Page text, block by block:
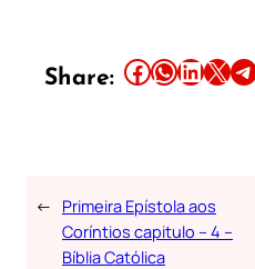
Share: Share this article on Facebook Share this article on WhatsApp Share this article on LinkedIn Share this article on X Share this article on Telegram
← Primeira Epístola aos
Coríntios capitulo – 4 –
Bíblia Católica